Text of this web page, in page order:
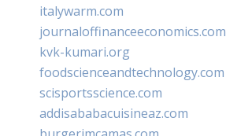
italywarm.com
journaloffinanceeconomics.com
kvk-kumari.org
foodscienceandtechnology.com
scisportsscience.com
addisababacuisineaz.com